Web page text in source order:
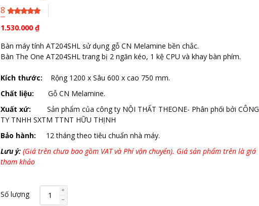
8
1.530.000₫
Bàn máy tính AT204SHL sử dụng gỗ CN Melamine bền chắc.
Bàn The One AT204SHL trang bị 2 ngăn kéo, 1 kệ CPU và khay bàn phím.
Kích thước: Rộng 1200 x Sâu 600 x cao 750 mm.
Chất liệu:
Gỗ CN Melamine.
Xuất xứ:
Sản phẩm của công ty NỘI THẤT THEONE- Phân phối bởi CÔNG
TY TNHH SXTM TTNT HỮU THỊNH
Bảo hành:
12 tháng theo tiêu chuẩn nhà máy.
Lưu ý: (Giá trên chưa bao gồm VAT và Phí vận chuyển). Giá sản phẩm trên là giá
tham khảo
Số lượng